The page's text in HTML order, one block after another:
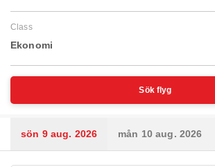
Class
Ekonomi
Sök flyg
sön 9 aug. 2026 mån 10 aug. 2026